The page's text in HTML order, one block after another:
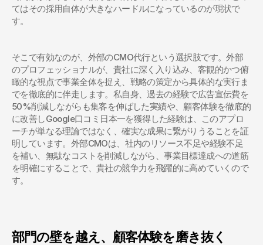
てはその採用自体が大きなハードルになっているのが現状で
す。
そこで有効なのが、外部のCMO代行という選択肢です。外部
のプロフェッショナルが、貴社に深く入り込み、客観的かつ俯
瞰的な視点で事業全体を捉え、戦略の策定から具体的な実行ま
でを徹底的に伴走します。私自身、過去の経験で広告宣伝費を
50%削減しながらも集客を伸ばした実績や、顧客体験を徹底的
に改善しGoogle口コミ日本一を獲得した経験は、このアプロ
ーチが単なる理論ではなく、確実な成果に繋がりうることを証
明しています。外部CMOは、社内のリソース不足や経験不足
を補い、無駄なコストを削減しながら、事業目標達成への道筋
を明確にすることで、貴社の競争力を飛躍的に高めていくので
す。
部門の壁を越え、顧客体験を磨き抜く